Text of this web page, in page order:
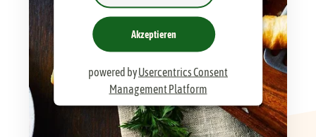
Akzeptieren
powered byUsercentrics Consent
Management Platform